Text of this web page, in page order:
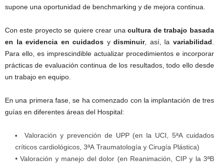
supone una oportunidad de benchmarking y de mejora continua.
Con este proyecto se quiere crear una cultura de trabajo basada
en la evidencia en cuidados y disminuir, así, la variabilidad
Para ello, es imprescindible actualizar procedimientos e incorporar
prácticas de evaluación continua de los resultados, todo ello desde
un trabajo en equipo.
En una primera fase, se ha comenzado con la implantación de tres
guías en diferentes áreas del Hospital:
Valoración y prevención de UPP (en la UCI, 5ªA cuidados
críticos cardiológicos, 3ªA Traumatología y Cirugía Plástica)
• Valoración y manejo del dolor (en Reanimación, CIP y la 3ªB